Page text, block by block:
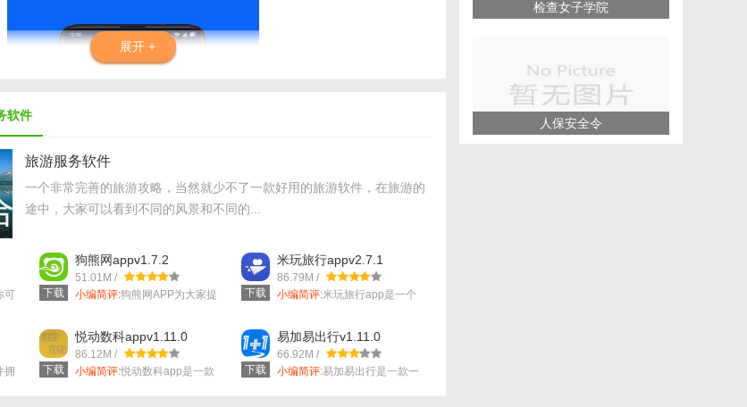
展开 +
软件
旅游服务软件
一个非常完善的旅游攻略，当然就少不了一款好用的旅游软件，在旅游的
途中，大家可以看到不同的风景和不同的...
可
下载
狗熊网appv1.7.2
51.01M /
小编简评:狗熊网APP为大家提
下载
米玩旅行appv2.7.1
86.79M /
小编简评:米玩旅行app是一个
拥
下载
悦动数科appv1.11.0
86.12M /
小编简评:悦动数科app是一款
下载
易加易出行v1.11.0
66.92M /
小编简评:易加易出行是一款一
检查女子学院
人保安全令